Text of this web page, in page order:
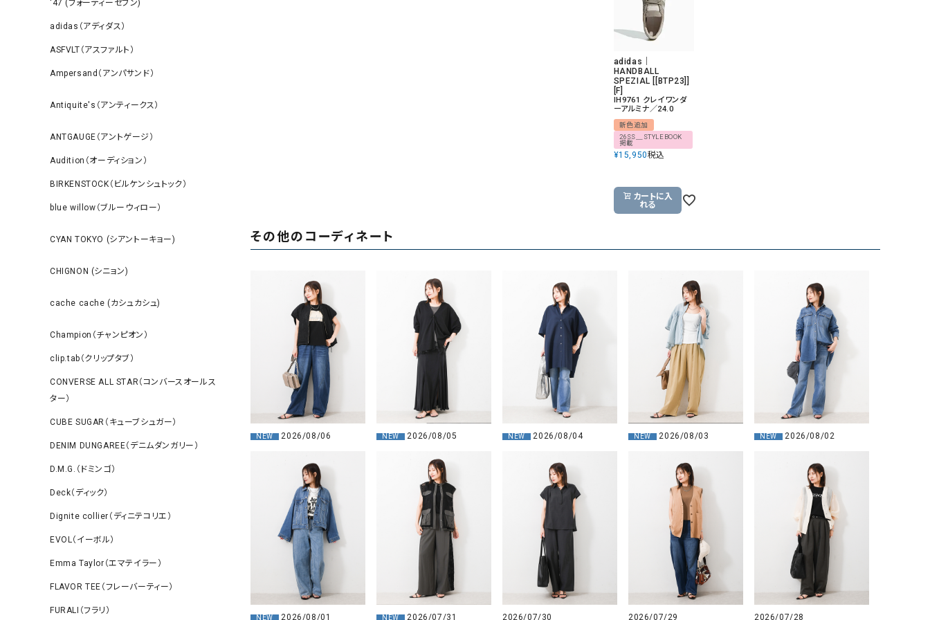
‘47 (フォーティーセブン)
adidas（アディダス）
ASFVLT（アスファルト）
Ampersand（アンパサンド）
Antiquite's（アンティークス）
ANTGAUGE（アントゲージ）
Audition（オーディション）
BIRKENSTOCK（ビルケンシュトック）
blue willow（ブルーウィロー）
CYAN TOKYO (シアントーキョー)
CHIGNON (シニョン)
cache cache (カシュカシュ)
Champion（チャンピオン）
clip.tab（クリップタブ）
CONVERSE ALL STAR（コンバースオールス
ター）
CUBE SUGAR（キューブシュガー）
DENIM DUNGAREE（デニムダンガリー）
D.M.G.（ドミンゴ）
Deck（ディック）
Dignite collier（ディニテコリエ）
EVOL（イーボル）
Emma Taylor（エマテイラー）
FLAVOR TEE（フレーバーティー）
FURALI（フラリ）
adidas｜
HANDBALL
SPEZIAL [[BTP23]]
[F]
IH9761 クレイワンダ
ーアルミナ／24.0
新色追加
26SS＿STYLEBOOK
掲載
¥15,950税込
カートに入
れる
その他のコーディネート
NEW 2026/08/06 NEW 2026/08/05 NEW 2026/08/04 NEW 2026/08/03 NEW 2026/08/02
NEW 2026/08/01 NEW 2026/07/31 2026/07/30 2026/07/29 2026/07/28